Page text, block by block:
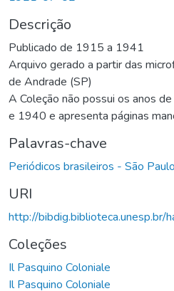
Descrição
Publicado de 1915 a 1941
Arquivo gerado a partir das
de Andrade (SP)
A Coleção não possui os anos
e 1940 e apresenta páginas
Palavras-chave
Periódicos brasileiros - São
URI
http://bibdig.biblioteca.unesp.br/
Coleções
Il Pasquino Coloniale
Il Pasquino Coloniale